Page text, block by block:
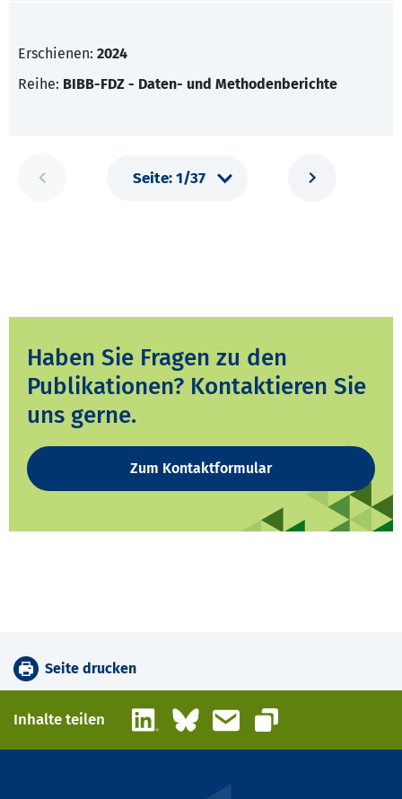
Erschienen: 2024
Reihe: BIBB-FDZ - Daten- und Methodenberichte
Haben Sie Fragen zu den
Publikationen? Kontaktieren Sie
uns gerne.
Zum Kontaktformular
Seite drucken
Inhalte teilen LinkedInBlueskyE-Mail
Link kopieren